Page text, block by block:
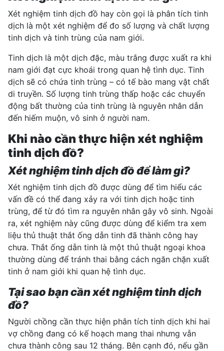
Xét nghiệm tinh dịch đồ hay còn gọi là phân tích tinh
dịch là một xét nghiệm để đo số lượng và chất lượng
tinh dịch và tinh trùng của nam giới.
Tinh dịch là một dịch đặc, màu trắng được xuất ra khi
nam giới đạt cực khoái trong quan hệ tình dục. Tinh
dịch sẽ có chứa tinh trùng – có tế bào mang vật chất
di truyền. Số lượng tinh trùng thấp hoặc các chuyển
động bất thường của tinh trùng là nguyên nhân dẫn
đến hiếm muộn, vô sinh ở người nam.
Khi nào cần thực hiện xét nghiệm
tinh dịch đồ?
Xét nghiệm tinh dịch đồ để làm gì?
Xét nghiệm tinh dịch đồ được dùng để tìm hiểu các
vấn đề có thể đang xảy ra với tinh dịch hoặc tinh
trùng, để từ đó tìm ra nguyên nhân gây vô sinh. Ngoài
ra, xét nghiệm này cũng được dùng để kiểm tra xem
liệu thủ thuật thắt ống dẫn tinh đã thành công hay
chưa. Thắt ống dẫn tinh là một thủ thuật ngoại khoa
thường dùng để tránh thai bằng cách ngăn chặn xuất
tinh ở nam giới khi quan hệ tình dục.
Tại sao bạn cần xét nghiệm tinh dịch
đồ?
Người chồng cần thực hiện phân tích tinh dịch khi hai
vợ chồng đang có kế hoạch mang thai nhưng vẫn
chưa thành công sau 12 tháng. Bên cạnh đó, nếu gần